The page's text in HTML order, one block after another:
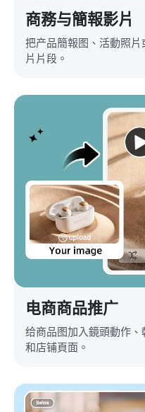
商務与簡報影片
把产品簡報图、活動照
片片段。
电商商品推广
给商品图加入鏡頭動作
和店铺頁面。